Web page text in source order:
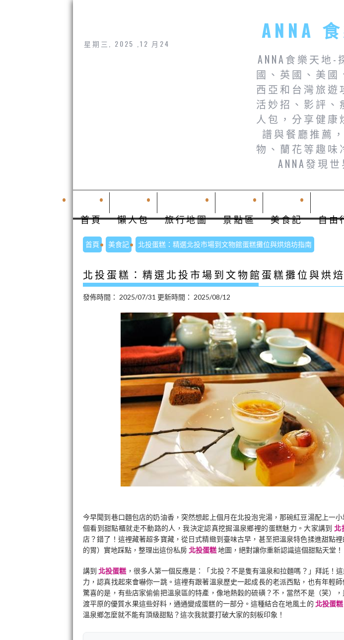
星期三, 2025 ,12 月24
ANNA
ANNA食樂天地-
國、英國、美國
西亞和台灣旅遊
活妙招、影評、
人包，分享健康
譜與餐廳推薦
物、蘭花等趣味
ANNA發現
首頁 懶人包 旅行地圖 景點區 美食記 自由
首頁 美食記 北投蛋糕：精選北投市場到文物館蛋糕攤位與烘焙坊指南
北投蛋糕：精選北投市場到文物館蛋糕攤位與烘
發佈時間： 2025/07/31 更新時間： 2025/08/12
今早聞到巷口麵包店的奶油香，突然想起上個月在北投泡完湯，那碗紅豆湯配上一
個看到甜點櫃就走不動路的人，我決定認真挖掘溫泉鄉裡的蛋糕魅力。大家講到北
店？錯了！這裡藏著超多寶藏，從日式精緻到臺味古早，甚至把溫泉特色揉進甜點
的胃）實地踩點，整理出這份私房北投蛋糕地圖，絕對讓你重新認識這個甜點天堂！
講到北投蛋糕 ，很多人第一個反應是：「北投？不是隻有溫泉和拉麵嗎？」拜託！
力，認真找起來會嚇你一跳。這裡有跟著溫泉歷史一起成長的老派西點，也有年輕
驚喜的是，有些店家偷偷把溫泉區的特產，像地熱穀的硫磺？不，當然不是（笑）
渡平原的優質水果這些好料，通通變成蛋糕的一部分。這種結合在地風土的 北投蛋糕
溫泉鄉怎麼就不能有頂級甜點？這次我就要打破大家的刻板印象！